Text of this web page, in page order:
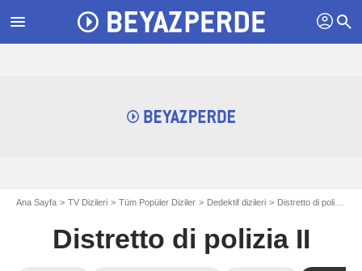
menu profil search
Ana Sayfa TV Dizileri Tüm Popüler Diziler Dedektif dizileri Distretto di polizia II
Distretto di polizia II